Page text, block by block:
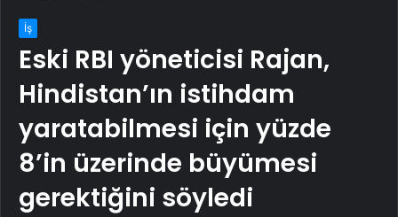
İş
Eski RBI yöneticisi Rajan,
Hindistan’ın istihdam
yaratabilmesi için yüzde
8’in üzerinde büyümesi
gerektiğini söyledi